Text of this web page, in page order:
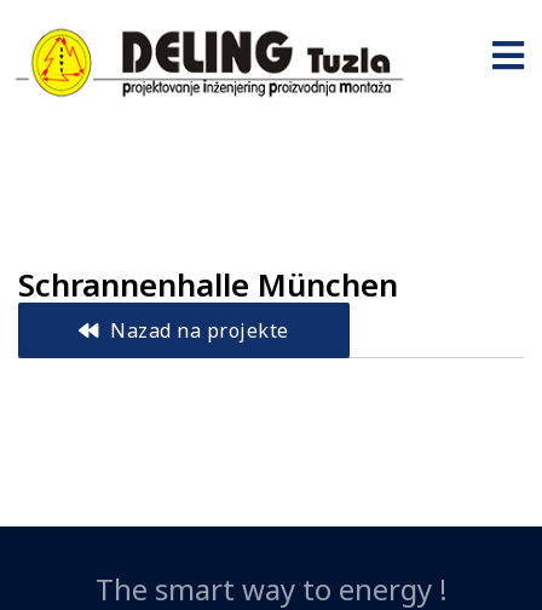
Schrannenhalle München
Nazad na projekte
The smart way to energy !